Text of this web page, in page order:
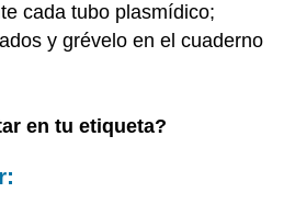
cada tubo plasmídico;
y grévelo en el cuaderno
en tu etiqueta?